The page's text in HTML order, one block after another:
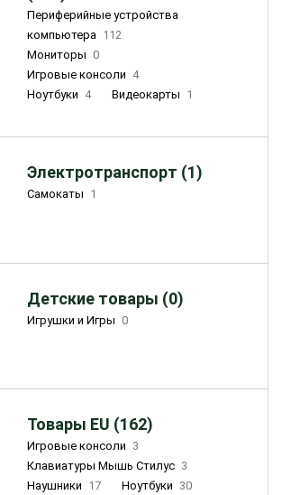
Периферийные устройства
компьютера 112
Мониторы 0
Игровые консоли 4
Ноутбуки 4 Видеокарты 1
Электротранспорт (1)
Самокаты 1
Детские товары (0)
Игрушки и Игры 0
Товары EU (162)
Игровые консоли 3
Клавиатуры Мышь Стилус 3
Наушники 17 Ноутбуки 30